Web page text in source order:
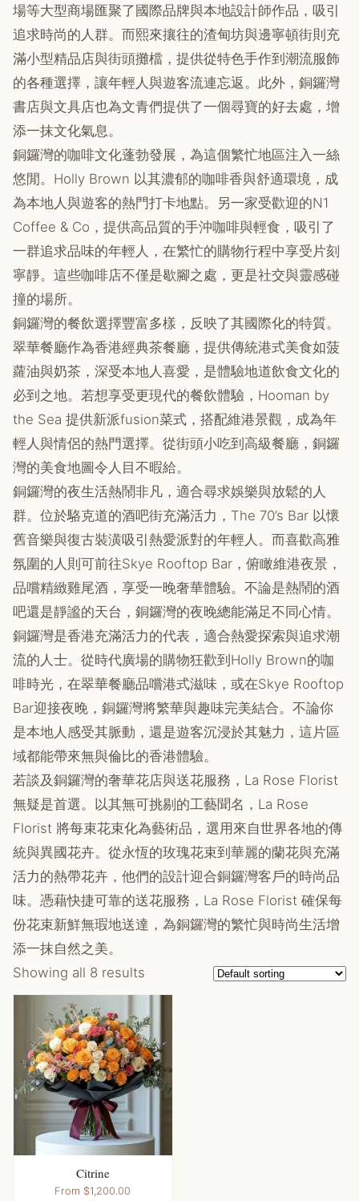
場等大型商場匯聚了國際品牌與本地設計師作品，吸引
追求時尚的人群。而熙來攘往的渣甸坊與邊寧頓街則充
滿小型精品店與街頭攤檔，提供從特色手作到潮流服飾
的各種選擇，讓年輕人與遊客流連忘返。此外，銅鑼灣
書店與文具店也為文青們提供了一個尋寶的好去處，增
添一抹文化氣息。
銅鑼灣的咖啡文化蓬勃發展，為這個繁忙地區注入一絲
悠閒。Holly Brown 以其濃郁的咖啡香與舒適環境，成
為本地人與遊客的熱門打卡地點。另一家受歡迎的N1
Coffee & Co，提供高品質的手沖咖啡與輕食，吸引了
一群追求品味的年輕人，在繁忙的購物行程中享受片刻
寧靜。這些咖啡店不僅是歇腳之處，更是社交與靈感碰
撞的場所。
銅鑼灣的餐飲選擇豐富多樣，反映了其國際化的特質。
翠華餐廳作為香港經典茶餐廳，提供傳統港式美食如菠
蘿油與奶茶，深受本地人喜愛，是體驗地道飲食文化的
必到之地。若想享受更現代的餐飲體驗，Hooman by
the Sea 提供新派fusion菜式，搭配維港景觀，成為年
輕人與情侶的熱門選擇。從街頭小吃到高級餐廳，銅鑼
灣的美食地圖令人目不暇給。
銅鑼灣的夜生活熱鬧非凡，適合尋求娛樂與放鬆的人
群。位於駱克道的酒吧街充滿活力，The 70’s Bar 以懷
舊音樂與復古裝潢吸引熱愛派對的年輕人。而喜歡高雅
氛圍的人則可前往Skye Rooftop Bar，俯瞰維港夜景，
品嚐精緻雞尾酒，享受一晚奢華體驗。不論是熱鬧的酒
吧還是靜謐的天台，銅鑼灣的夜晚總能滿足不同心情。
銅鑼灣是香港充滿活力的代表，適合熱愛探索與追求潮
流的人士。從時代廣場的購物狂歡到Holly Brown的咖
啡時光，在翠華餐廳品嚐港式滋味，或在Skye Rooftop
Bar迎接夜晚，銅鑼灣將繁華與趣味完美結合。不論你
是本地人感受其脈動，還是遊客沉浸於其魅力，這片區
域都能帶來無與倫比的香港體驗。
若談及銅鑼灣的奢華花店與送花服務，La Rose Florist
無疑是首選。以其無可挑剔的工藝聞名，La Rose
Florist 將每束花束化為藝術品，選用來自世界各地的傳
統與異國花卉。從永恆的玫瑰花束到華麗的蘭花與充滿
活力的熱帶花卉，他們的設計迎合銅鑼灣客戶的時尚品
味。憑藉快捷可靠的送花服務，La Rose Florist 確保每
份花束新鮮無瑕地送達，為銅鑼灣的繁忙與時尚生活增
添一抹自然之美。
Showing all 8 results
Citrine
From $1,200.00